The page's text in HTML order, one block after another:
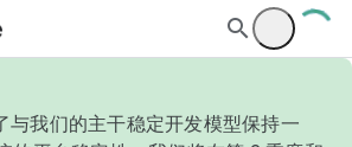
与我们的主干稳定开发模型保持一